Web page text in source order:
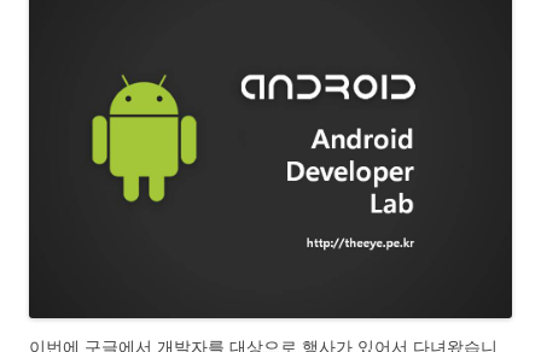
이번에 구글에서 개발자를 대상으로 행사가 있어서 다녀왔습니